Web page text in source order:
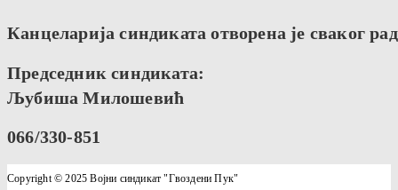
Канцеларија синдиката отворена је сваког
Председник синдиката:
Љубиша Милошевић
066/330-851
Copyright © 2025 Војни синдикат "Гвоздени Пук"